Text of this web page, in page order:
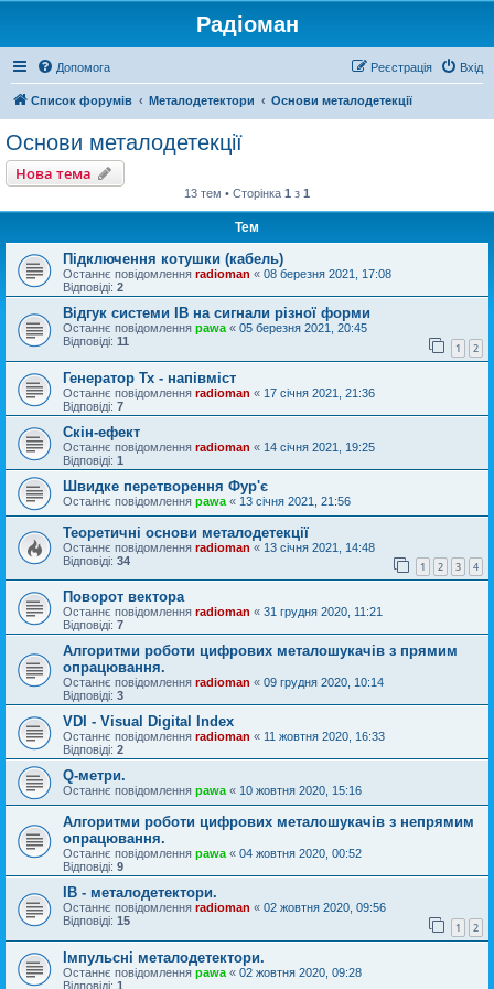
Радіоман
Допомога Вхід
Реєстрація
Список форумів Металодетектори Основи металодетекції
Основи металодетекції
Нова тема
13 тем • Сторінка 1 з 1
Тем
Підключення котушки (кабель)
Останнє повідомлення radioman « 08 березня 2021, 17:08
Відповіді: 2
Відгук системи IB на сигнали різної форми
Останнє повідомлення pawa « 05 березня 2021, 20:45
Відповіді: 11 1 2
Генератор Тх - напівміст
Останнє повідомлення radioman « 17 січня 2021, 21:36
Відповіді: 7
Скін-ефект
Останнє повідомлення radioman « 14 січня 2021, 19:25
Відповіді: 1
Швидке перетворення Фур'є
Останнє повідомлення pawa « 13 січня 2021, 21:56
Теоретичні основи металодетекції
Останнє повідомлення radioman « 13 січня 2021, 14:48
Відповіді: 34 1 2 3 4
Поворот вектора
Останнє повідомлення radioman « 31 грудня 2020, 11:21
Відповіді: 7
Алгоритми роботи цифрових металошукачів з прямим
опрацювання.
Останнє повідомлення radioman « 09 грудня 2020, 10:14
Відповіді: 3
VDI - Visual Digital Index
Останнє повідомлення radioman « 11 жовтня 2020, 16:33
Відповіді: 2
Q-метри.
Останнє повідомлення pawa « 10 жовтня 2020, 15:16
Алгоритми роботи цифрових металошукачів з непрямим
опрацювання.
Останнє повідомлення pawa « 04 жовтня 2020, 00:52
Відповіді: 9
IB - металодетектори.
Останнє повідомлення radioman « 02 жовтня 2020, 09:56
Відповіді: 15 1 2
Імпульсні металодетектори.
Останнє повідомлення pawa « 02 жовтня 2020, 09:28
Відповіді: 1